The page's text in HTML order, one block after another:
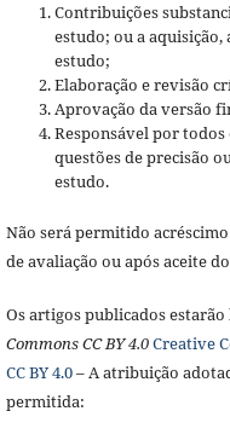
Contribuições
estudo; ou a
estudo;
Elaboração e revisão
Aprovação da versão
Responsável por todos
questões de precisão
estudo.
Não será permitido
de avaliação ou após aceite
Os artigos publicados
Commons CC BY 4.0Creative
CC BY 4.0– A atribuição
permitida: